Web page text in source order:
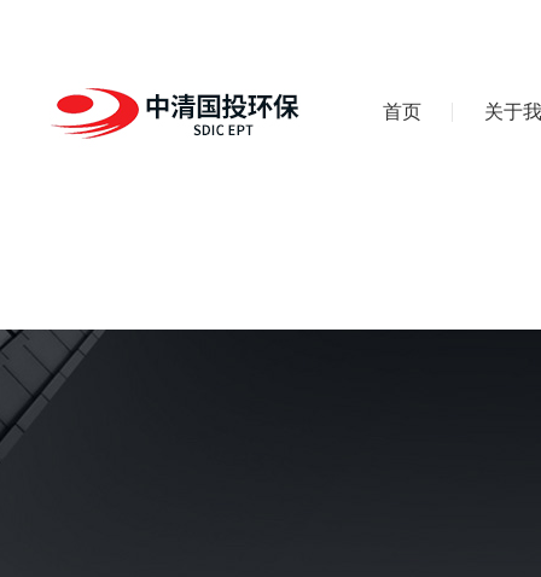
首页 关于